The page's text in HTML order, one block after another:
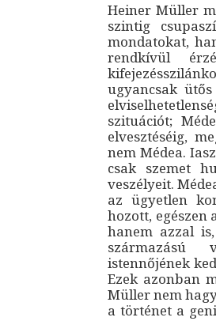
Heiner Müller
szintig
mondatokat,
rendkívül
ugyancsak
szituációt;
elvesztéséig,
nem Médea.
csak szemet
veszélyeit.
az ügyetlen
hozott,
hanem azzal
származású
istennőjének
Ezek azonban
Müller nem
a történet a